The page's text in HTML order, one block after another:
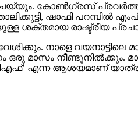
കോണ്‍ഗ്രസ്
ഷാഫി പറമ്പില്‍
ശക്തമായ രാഷ്ട്രീയ
നാളെ
ഒരു മാസം നീണ്ടുനില്‍ക്കും.
എന്ന ആശയമാണ്